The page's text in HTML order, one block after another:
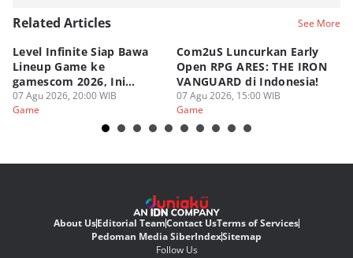
Related Articles See More
Level Infinite Siap Bawa
Lineup Game ke
gamescom 2026, Ini
Judulnya!
07 Agu 2026, 20:00 WIB
Game
Com2uS Luncurkan Early
Open RPG ARES: THE IRON
VANGUARD di Indonesia!
07 Agu 2026, 15:00 WIB
Game
About UsEditorial TeamContact UsTerms of Services
Pedoman Media SiberIndexSitemap
Follow Us